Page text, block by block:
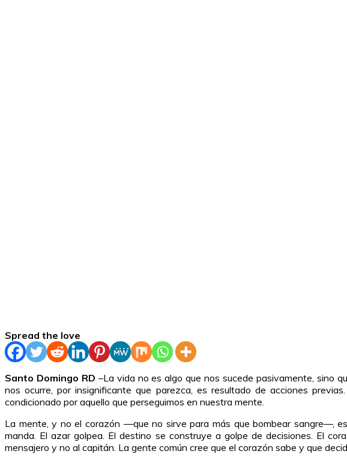
Spread the love
Santo Domingo RD –La vida no es algo que nos sucede pasivamente, sino
nos ocurre, por insignificante que parezca, es resultado de acciones
condicionado por aquello que perseguimos en nuestra mente.
La mente, y no el corazón —que no sirve para más que bombear sangre—,
manda. El azar golpea. El destino se construye a golpe de decisiones. El
mensajero y no al capitán. La gente común cree que el corazón sabe y que